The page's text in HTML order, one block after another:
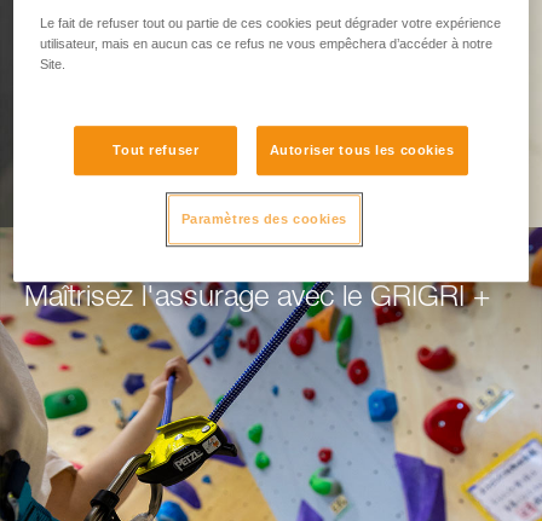
DÉCOUVREZ LE GRIGRI +
Maîtrisez l'assurage avec le GRIGRI +
Le fait de refuser tout ou partie de ces cookies peut dégrader votre expérience
utilisateur, mais en aucun cas ce refus ne vous empêchera d’accéder à notre
Site.
Tout refuser Autoriser tous les cookies
Paramètres des cookies